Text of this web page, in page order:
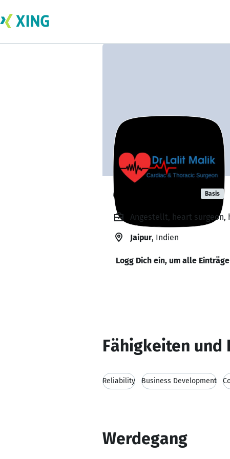
dr.Lalit Malik Basis
Angestellt, heart surgeon,
Jaipur, Indien
Logg Dich ein, um alle
Fähigkeiten und
Reliability Business Development
Werdegang